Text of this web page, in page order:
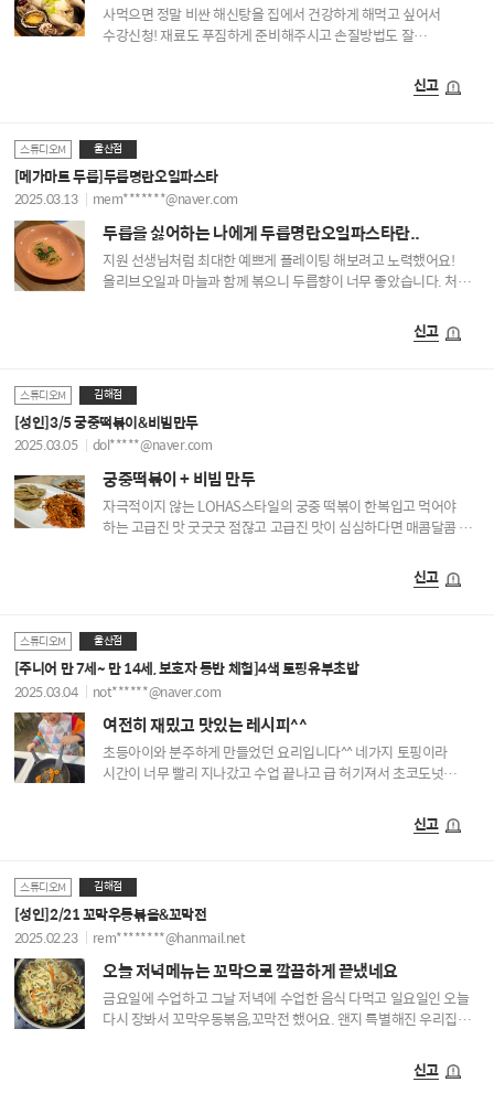
사먹으면 정말 비싼 해신탕을 집에서 건강하게 해먹고 싶어서
수강신청! 재료도 푸짐하게 준비해주시고 손질방법도 잘
해먹을 수 있게 되었어요! 지난번에 배운 닭칼국수 국물밑간
신고
스튜디오M 울산점
[메가마트 두릅]두릅명란오일파스타
2025.03.13 mem*******@naver.com
두릅을 싫어하는 나에게 두릅명란오일파스타란..
지원 선생님처럼 최대한 예쁘게 플레이팅 해보려고 노력했어요!
올리브오일과 마늘과 함께 볶으니 두릅향이 너무 좋았습니다. 처음
식재료와 향신료를 첨가하니 두릅도 맛있더라고요. 만드는 방법도
신고
스튜디오M 김해점
[성인]3/5 궁중떡볶이&비빔만두
2025.03.05 dol*****@naver.com
궁중떡볶이 + 비빔 만두
자극적이지 않는 LOHAS스타일의 궁중 떡볶이 한복입고 먹어야
하는 고급진 맛 굿굿굿 점잖고 고급진 맛이 심심하다면 매콤달콤 MZ
신고
스튜디오M 울산점
[주니어 만 7세~ 만 14세, 보호자 동반 체험]4색 토핑유부초밥
2025.03.04 not******@naver.com
여전히 재밌고 맛있는 레시피^^
초등아이와 분주하게 만들었던 요리입니다^^ 네가지 토핑이라
시간이 너무 빨리 지나갔고 수업 끝나고 급 허기져서 초코도넛
신고
스튜디오M 김해점
[성인]2/21 꼬막우동볶음&꼬막전
2025.02.23 rem********@hanmail.net
오늘 저녁메뉴는 꼬막으로 깔끔하게 끝냈네요
금요일에 수업하고 그날 저녁에 수업한 음식 다먹고 일요일인 오늘
다시 장봐서 꼬막우동볶음,꼬막전 했어요. 왠지 특별해진 우리집
맛있었어요. 메가마트 요리강좌덕분에 요즘 요리하는 시간이
즐겁습니다. 강사님 넘 친절하시고 넘 좋아요. 이렇게 좋은 수업을
신고